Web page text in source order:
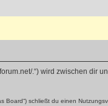
.“) wird zwischen
Board“) schließt du einen